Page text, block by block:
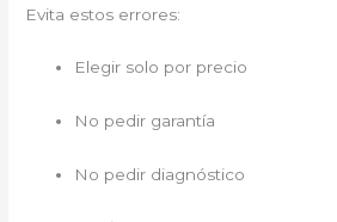
Evita estos errores:
Elegir solo por precio
No pedir garantía
No pedir diagnóstico